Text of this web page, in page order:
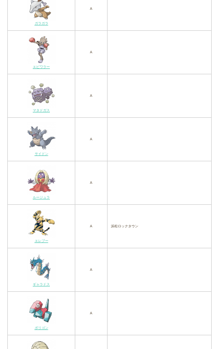
ガラガラ
A
エビワラー
A
マタドガス
A
サイドン
A
ルージュラ
A
エレブー
A 浜松ロックタウン
ギャラドス
A
ポリゴン
A